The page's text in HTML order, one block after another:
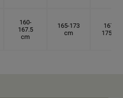
160-
167.5
cm
165-173
cm
167.5-
175 cm